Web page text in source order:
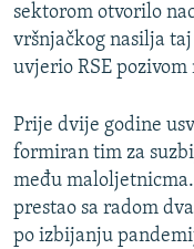
sektorom otvorilo
vršnjačkog nasilja
uvjerio RSE pozivom
Prije dvije godine
formiran tim za
među maloljetnicma.
prestao sa radom
po izbijanju